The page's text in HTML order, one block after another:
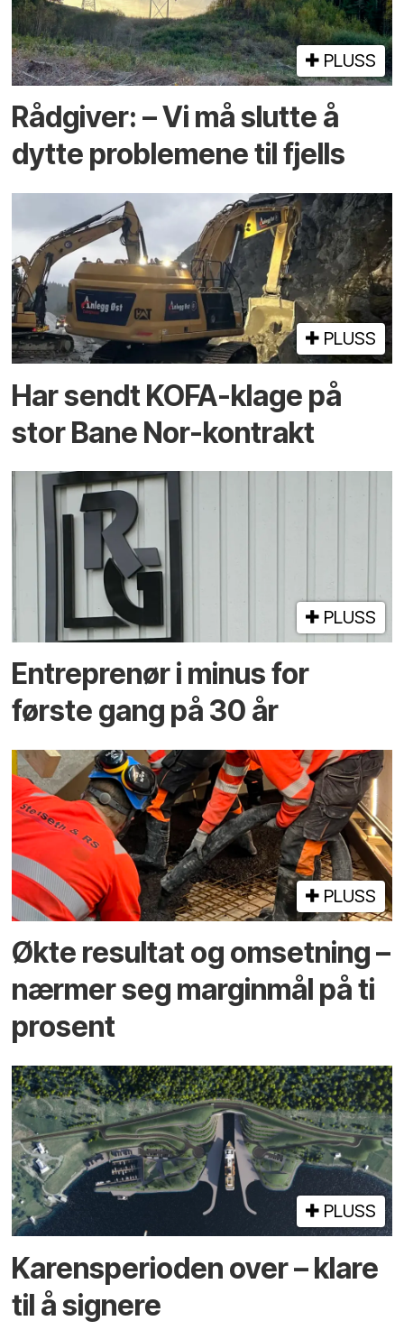
PLUSS
Rådgiver: – Vi må slutte å
dytte problemene til fjells
PLUSS
Har sendt KOFA-klage på
stor Bane Nor-kontrakt
PLUSS
Entreprenør i minus for
første gang på 30 år
PLUSS
Økte resultat og omsetning –
nærmer seg marginmål på ti
prosent
PLUSS
Karensperioden over – klare
til å signere